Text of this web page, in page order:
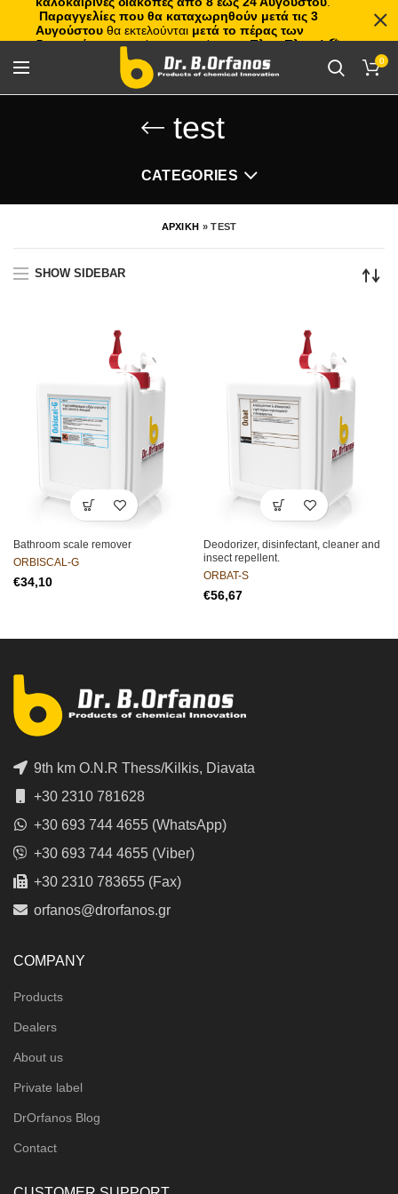
0
test
CATEGORIES
ΑΡΧΙΚΗ »TEST
SHOW SIDEBAR
Bathroom scale remover
ORBISCAL-G
€
Deodorizer, disinfectant, cleaner and
insect repellent.
ORBAT-S
€
9th km O.N.R Thess/Kilkis, Diavata
+30 2310 781628
+30 693 744 4655 (WhatsApp)
+30 693 744 4655 (Viber)
+30 2310 783655 (Fax)
orfanos@drorfanos.gr
COMPANY
Products
Dealers
About us
Private label
DrOrfanos Blog
Contact
Παραγγελίες που θα καταχωρηθούν μετά τις 3
Αυγούστου θα εκτελούνται μετά το πέρας των
διακοπών, με σειρά προτεραιότητας.Πλιτς Πλατς!🏖️🌊